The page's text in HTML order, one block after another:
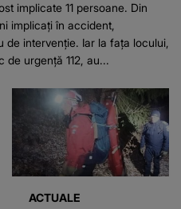
implicate 11 persoane. Din
implicați în accident,
de intervenție. Iar la fața locului,
de urgență 112, au...
ACTUALE